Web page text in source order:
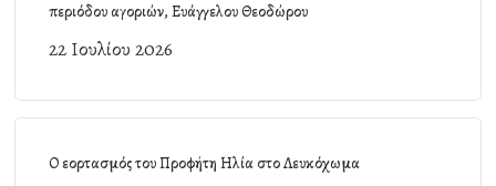
περιόδου αγοριών, Ευάγγελου Θεοδώρου
22 Ιουλίου 2026
Ο εορτασμός του Προφήτη Ηλία στο Λευκόχωμα